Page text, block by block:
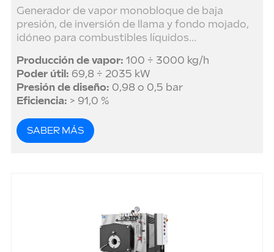
Generador de vapor monobloque de baja
presión, de inversión de llama y fondo mojado,
idóneo para combustibles líquidos...
Producción de vapor: 100 ÷ 3000 kg/h
Poder útil: 69,8 ÷ 2035 kW
Presión de diseño: 0,98 o 0,5 bar
Eficiencia: > 91,0 %
SABER MÁS